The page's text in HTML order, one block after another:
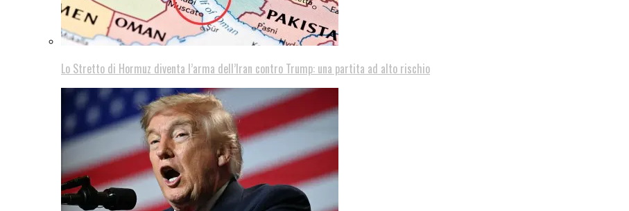
Lo Stretto di Hormuz diventa l’arma dell’Iran contro Trump: una partita ad alto rischio